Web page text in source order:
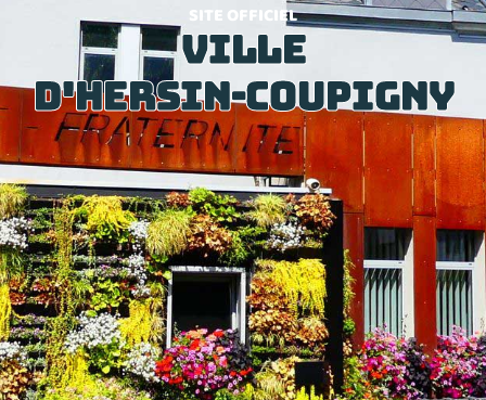
SITE OFFICIEL
VILLE
D'HERSIN-COUPIGNY